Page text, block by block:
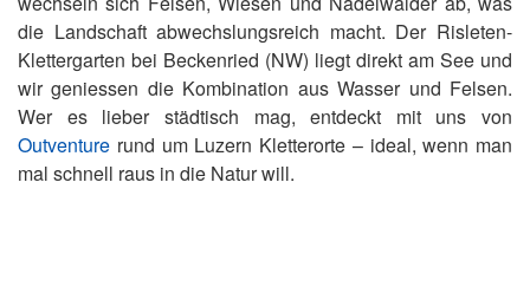
die Landschaft abwechslungsreich macht. Der Risleten-
Klettergarten bei Beckenried (NW) liegt direkt am See und
wir geniessen die Kombination aus Wasser und Felsen.
Wer es lieber städtisch mag, entdeckt mit uns von
Outventure rund um Luzern Kletterorte – ideal, wenn man
mal schnell raus in die Natur will.